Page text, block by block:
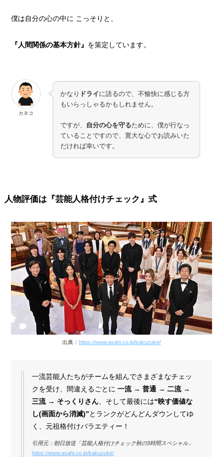
僕は自分の心の中に こっそりと、
『人間関係の基本方針』 を策定しています。
カネコ
かなり ドライに語るので、不愉快に感じる方
もいらっしゃるかもしれません。
ですが、 自分の心を守るために、僕が行なっ
ていることですので、寛大な心でお読みいた
だければ幸いです。
人物評価は『芸能人格付けチェック』式
出典： https://www.asahi.co.jp/kakuzuke/
一流芸能人たちがチームを組んでさまざまなチェッ
クを受け、間違えるごとに一流 → 普通 → 二流 →
三流 → そっくりさん 、そして最後には“映す価値な
し(画面から消滅)”とランクがどんどんダウンしてゆ
く、元祖格付けバラエティー！
引用元：朝日放送「芸能人格付けチェック秋の3時間スペシャル」
https://www.asahi.co.jp/kakuzuke/